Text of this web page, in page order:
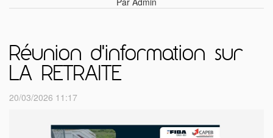
Réunion d'information sur
LA RETRAITE
20/03/2026 11:17